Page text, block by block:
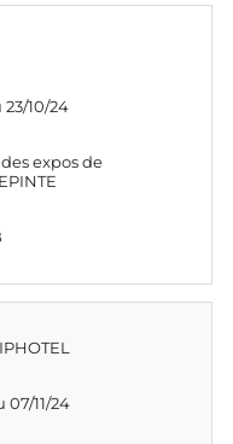
23/10/24
expos de
07/11/24